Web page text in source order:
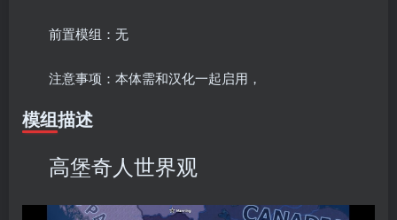
前置模组：无
注意事项：本体需和汉化一起启用，
模组描述
高堡奇人世界观